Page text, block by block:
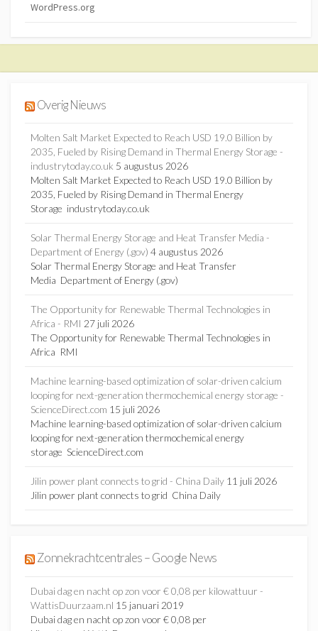
WordPress.org
Overig Nieuws
Molten Salt Market Expected to Reach USD 19.0 Billion by
2035, Fueled by Rising Demand in Thermal Energy Storage -
industrytoday.co.uk 5 augustus 2026
Molten Salt Market Expected to Reach USD 19.0 Billion by
2035, Fueled by Rising Demand in Thermal Energy
Storage industrytoday.co.uk
Solar Thermal Energy Storage and Heat Transfer Media -
Department of Energy (.gov) 4 augustus 2026
Solar Thermal Energy Storage and Heat Transfer
Media Department of Energy (.gov)
The Opportunity for Renewable Thermal Technologies in
Africa - RMI 27 juli 2026
The Opportunity for Renewable Thermal Technologies in
Africa RMI
Machine learning-based optimization of solar-driven calcium
looping for next-generation thermochemical energy storage -
ScienceDirect.com 15 juli 2026
Machine learning-based optimization of solar-driven calcium
looping for next-generation thermochemical energy
storage ScienceDirect.com
Jilin power plant connects to grid - China Daily 11 juli 2026
Jilin power plant connects to grid China Daily
Zonnekrachtcentrales – Google News
Dubai dag en nacht op zon voor € 0,08 per kilowattuur -
WattisDuurzaam.nl 15 januari 2019
Dubai dag en nacht op zon voor € 0,08 per